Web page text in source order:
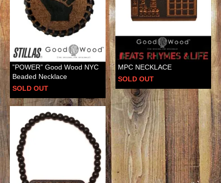
”POWER” Good Wood NYC
Beaded Necklace
SOLD OUT
MPC NECKLACE
SOLD OUT